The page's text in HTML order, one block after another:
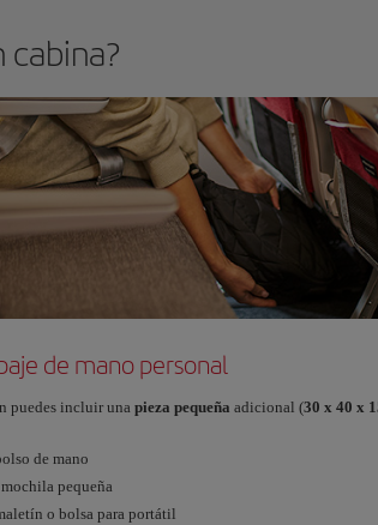
cabina?
de mano personal
puedes incluir una pieza pequeña adicional (30 x 40 x
de mano
pequeña
o bolsa para portátil